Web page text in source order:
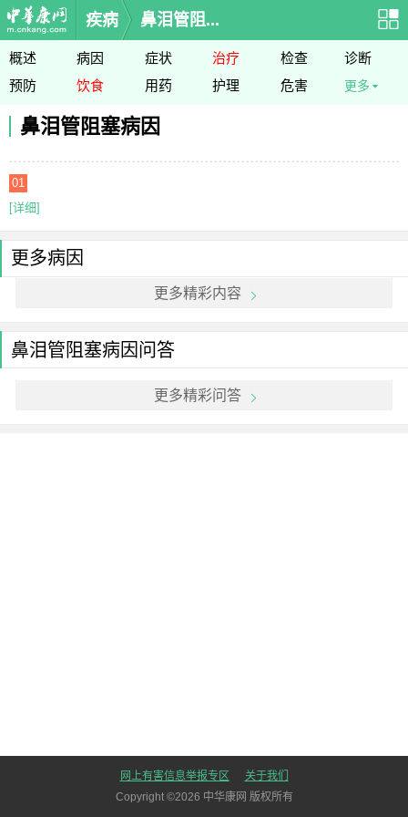
疾病 鼻泪管阻...
概述 病因 症状 治疗 检查
诊断
预防
饮食 用药 护理 危害 更多
鼻泪管阻塞病因
01
[详细]
更多病因
更多精彩内容
鼻泪管阻塞病因问答
更多精彩问答
网上有害信息举报专区
关于我们
Copyright ©2026 中华康网 版权所有